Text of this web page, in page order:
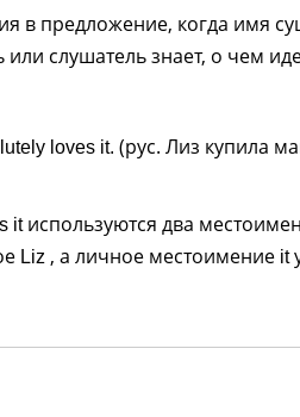
предложение, когда имя
слушатель знает, о чем
loves it. (рус. Лиз купила
itиспользуются два
Liz , а личное местоимение it